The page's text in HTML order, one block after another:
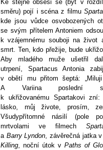
Ke stejné obsesi se (byť v
směru) pojí i scéna z filmu
kde jsou vůdce osvobozených
se svým přítelem Antoniem
k vzájemnému souboji na život
smrt. Ten, kdo přežije, bude
Aby mladého muže ušetřil
utrpení, Spartacus Antonia
v obětí mu přitom šeptá: „Miluji
A Variina poslední
k ukřižovanému Spartakovi zní:
lásko, můj živote, prosím,
Všudypřítomné násilí (pole
mrtvolami ve filmech
a Barry Lyndon, závěrečná jatka v
Killing, noční útok v Paths of